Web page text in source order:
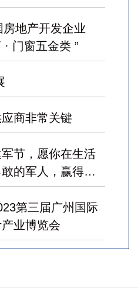
房地产开发企业
门窗五金类 ”
商非常关键
节，愿你在生活
的军人，赢得幸
第三届广州国际
业博览会